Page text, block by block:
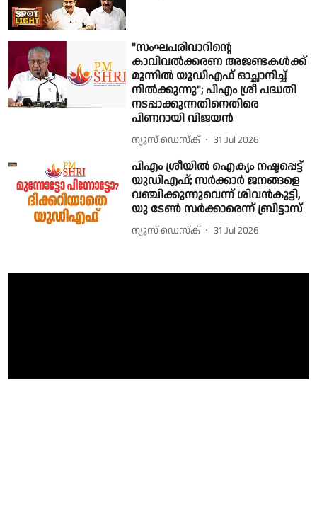
"സംഘപരിവാറിൻ്റെ
കാവിവൽക്കരണ അജണ്ടകൾക്ക്
മുന്നിൽ യുഡിഎഫ് ഓച്ഛാനിച്ച്
നിൽക്കുന്നു"; പിഎം ശ്രീ പദ്ധതി
നടപ്പാക്കുന്നതിനെതിരെ
പിണറായി വിജയൻ
ന്യൂസ് ഡെസ്ക് 31 Jul 2026
പിഎം ശ്രീയില്‍ ഐക്യം നഷ്ടപ്പെട്ട്
യുഡിഎഫ്; സര്‍ക്കാര്‍ ജനങ്ങളെ
വഞ്ചിക്കുന്നുവെന്ന് ശിവന്‍കുട്ടി,
യു ടേണ്‍ സര്‍ക്കാരെന്ന് ബ്രിട്ടാസ്
ന്യൂസ് ഡെസ്ക് 31 Jul 2026